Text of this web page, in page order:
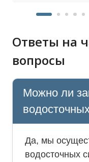
Ответы на
вопросы
Можно ли
Да, мы
водосточных